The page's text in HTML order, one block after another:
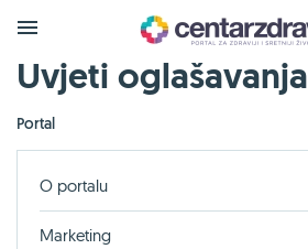
Uvjeti oglašavanja
Portal
O portalu
Marketing